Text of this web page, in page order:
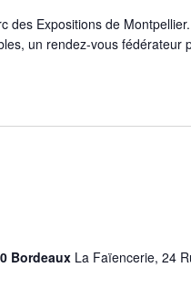
des Expositions de
un rendez-vous fédérateur
Bordeaux La Faïencerie, 24